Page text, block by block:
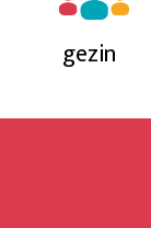
gezin